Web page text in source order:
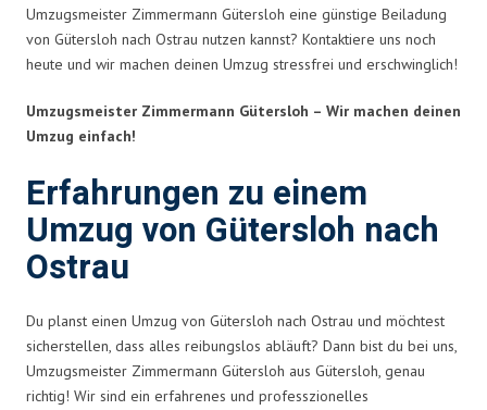
Umzugsmeister Zimmermann Gütersloh eine günstige Beiladung
von Gütersloh nach Ostrau nutzen kannst? Kontaktiere uns noch
heute und wir machen deinen Umzug stressfrei und erschwinglich!
Umzugsmeister Zimmermann Gütersloh – Wir machen deinen
Umzug einfach!
Erfahrungen zu einem
Umzug von Gütersloh nach
Ostrau
Du planst einen Umzug von Gütersloh nach Ostrau und möchtest
sicherstellen, dass alles reibungslos abläuft? Dann bist du bei uns,
Umzugsmeister Zimmermann Gütersloh aus Gütersloh, genau
richtig! Wir sind ein erfahrenes und professzionelles